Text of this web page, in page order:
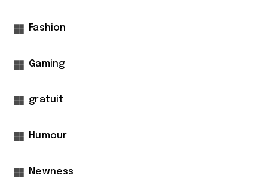
Fashion
Gaming
gratuit
Humour
Newness